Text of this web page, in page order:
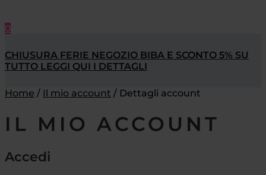
0
CHIUSURA FERIE NEGOZIO BIBA E SCONTO 5% SU
TUTTO LEGGI QUI I DETTAGLI
Home / Il mio account / Dettagli account
IL MIO ACCOUNT
Accedi